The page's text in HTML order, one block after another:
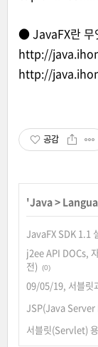
● JavaFX란 무
http://
http://
공감
'Java>
JavaFX SDK 1.1
j2ee API DOCs,
전)
(0)
09/05/19, 서블릿
JSP(Java Server
서블릿(Servlet)